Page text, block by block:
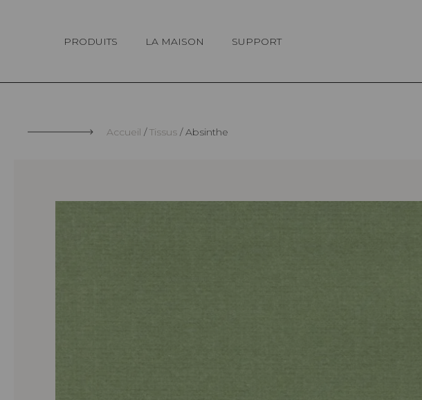
PRODUITS LA MAISON SUPPORT
Accueil Tissus Absinthe